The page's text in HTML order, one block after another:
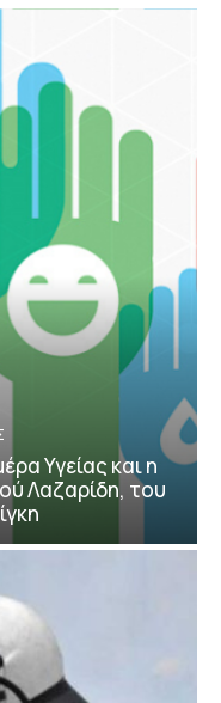
Υγείας και η
Λαζαρίδη, του